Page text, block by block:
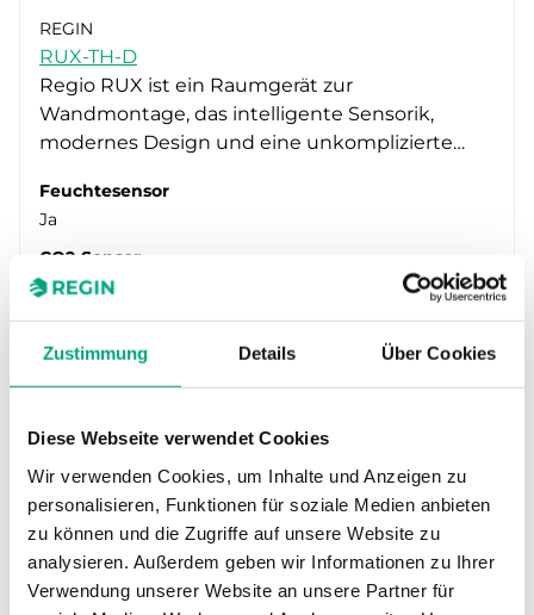
Zustimmung Details Über Cookies
Diese Webseite verwendet Cookies
Wir verwenden Cookies, um Inhalte und Anzeigen zu
personalisieren, Funktionen für soziale Medien anbieten
zu können und die Zugriffe auf unsere Website zu
analysieren. Außerdem geben wir Informationen zu Ihrer
Verwendung unserer Website an unsere Partner für
REGIN
RUX-TH-D
Regio RUX ist ein Raumgerät zur
Wandmontage, das intelligente Sensorik,
modernes Design und eine unkomplizierte…
Feuchtesensor
Ja
CO2-Sensor
Nein
VOC-Sensor
Nein
PIR-Sensor